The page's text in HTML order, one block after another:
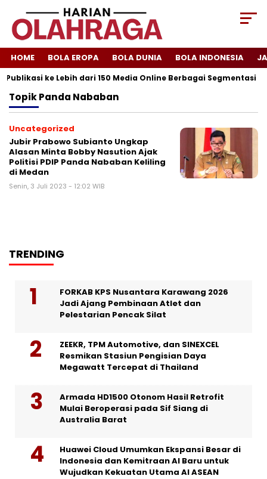
HOME BOLA EROPA BOLA DUNIA BOLA INDONESIA
ke Lebih dari 150 Media Online Berbagai Segmentasi
TopikPanda Nababan
Uncategorized
Jubir Prabowo Subianto Ungkap
Alasan Minta Bobby Nasution Ajak
Politisi PDIP Panda Nababan Keliling
di Medan
Senin, 3 Juli 2023 - 12:02 WIB
TRENDING
FORKAB KPS Nusantara Karawang 2026
Jadi Ajang Pembinaan Atlet dan
Pelestarian Pencak Silat
ZEEKR, TPM Automotive, dan SINEXCEL
Resmikan Stasiun Pengisian Daya
Megawatt Tercepat di Thailand
Armada HD1500 Otonom Hasil Retrofit
Mulai Beroperasi pada Sif Siang di
Australia Barat
Huawei Cloud Umumkan Ekspansi Besar di
Indonesia dan Kemitraan AI Baru untuk
Wujudkan Kekuatan Utama AI ASEAN